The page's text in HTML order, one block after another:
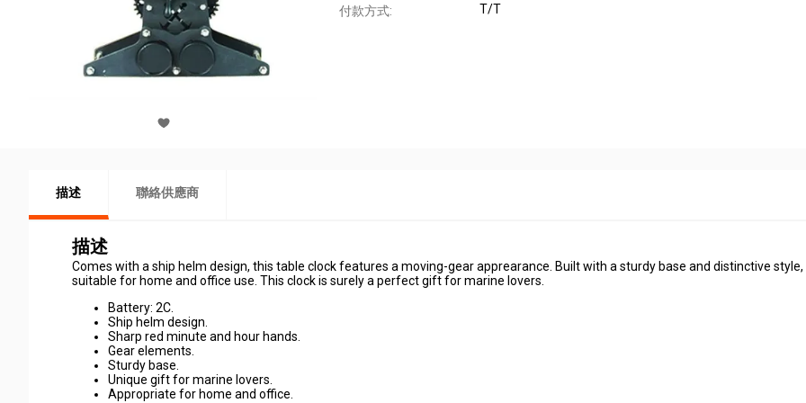
付款方式: T/T
描述 聯絡供應商
描述
Comes with a ship helm design, this table clock features a moving-gear apprearance. Built with a sturdy base and distinctive style,
suitable for home and office use. This clock is surely a perfect gift for marine lovers.
Battery: 2C.
Ship helm design.
Sharp red minute and hour hands.
Gear elements.
Sturdy base.
Unique gift for marine lovers.
Appropriate for home and office.